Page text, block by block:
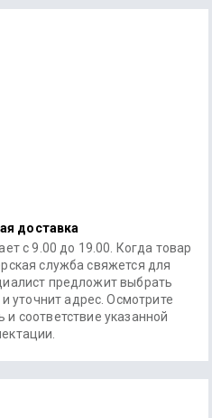
доставка
с 9.00 до 19.00. Когда товар
служба свяжется для
предложит выбрать
уточнит адрес. Осмотрите
и соответствие указанной